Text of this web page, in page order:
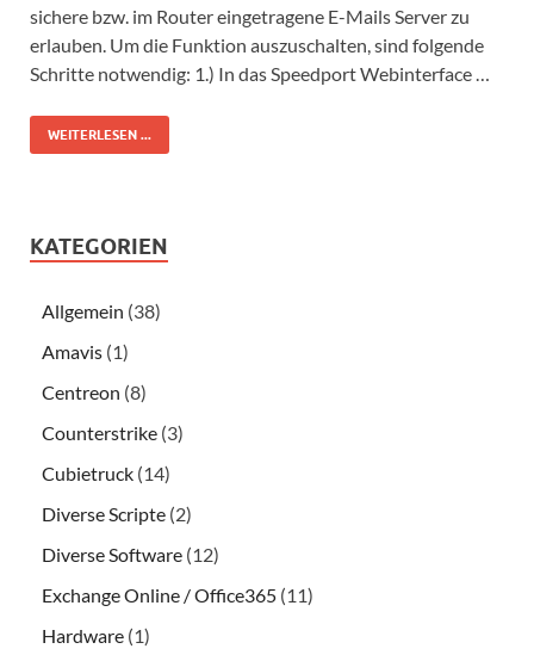
sichere bzw. im Router eingetragene E-Mails Server zu
erlauben. Um die Funktion auszuschalten, sind folgende
Schritte notwendig: 1.) In das Speedport Webinterface …
WEITERLESEN ...
KATEGORIEN
Allgemein (38)
Amavis (1)
Centreon (8)
Counterstrike (3)
Cubietruck (14)
Diverse Scripte (2)
Diverse Software (12)
Exchange Online / Office365 (11)
Hardware (1)